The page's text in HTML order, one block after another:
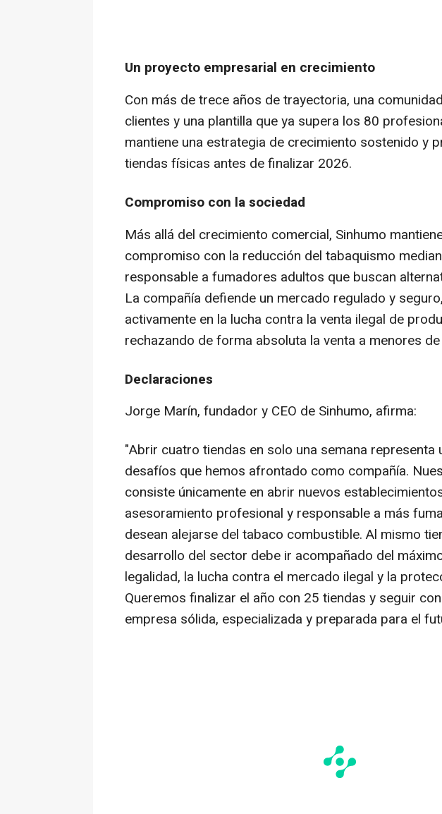
Un proyecto empresarial en crecimiento
Con más de trece años de trayectoria, una
clientes y una plantilla que ya supera los 80
mantiene una estrategia de crecimiento sostenido y
tiendas físicas antes de finalizar 2026.
Compromiso con la sociedad
Más allá del crecimiento comercial, Sinhumo
compromiso con la reducción del tabaquismo
responsable a fumadores adultos que buscan
La compañía defiende un mercado regulado y
activamente en la lucha contra la venta ilegal de
rechazando de forma absoluta la venta a menores
Declaraciones
Jorge Marín, fundador y CEO de Sinhumo, afirma:
"Abrir cuatro tiendas en solo una semana representa
desafíos que hemos afrontado como compañía.
consiste únicamente en abrir nuevos
asesoramiento profesional y responsable a más
desean alejarse del tabaco combustible. Al mismo
desarrollo del sector debe ir acompañado del
legalidad, la lucha contra el mercado ilegal y la
Queremos finalizar el año con 25 tiendas y seguir
empresa sólida, especializada y preparada para el